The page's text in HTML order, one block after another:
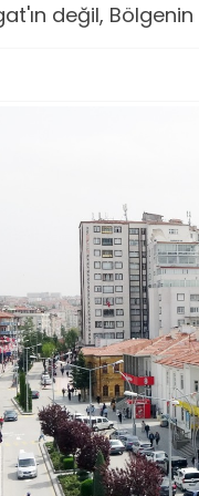
değil, Bölgenin